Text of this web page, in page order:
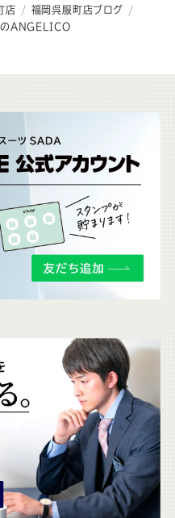
ページ
店
福岡呉服町店ブログ
のANGELICO